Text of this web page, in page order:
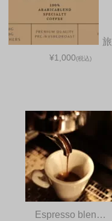
¥1,000(税込)
Espresso blen…